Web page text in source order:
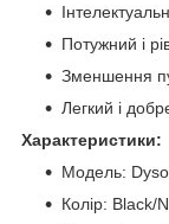
Потужний і
Зменшення
Легкий і
Характеристики:
Модель:
Колір: Black/